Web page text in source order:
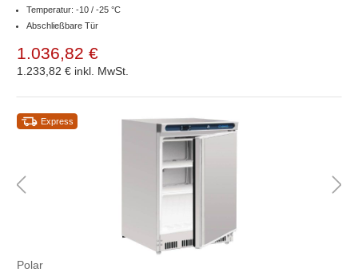
Temperatur: -10 / -25 °C
Abschließbare Tür
1.036,82 €
1.233,82 € inkl. MwSt.
Express
Polar